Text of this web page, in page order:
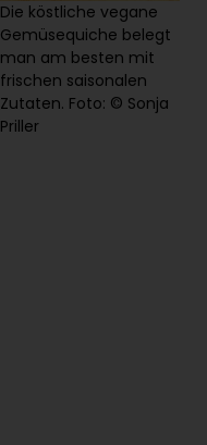
Die köstliche vegane
Gemüsequiche belegt
man am besten mit
frischen saisonalen
Zutaten. Foto: © Sonja
Priller